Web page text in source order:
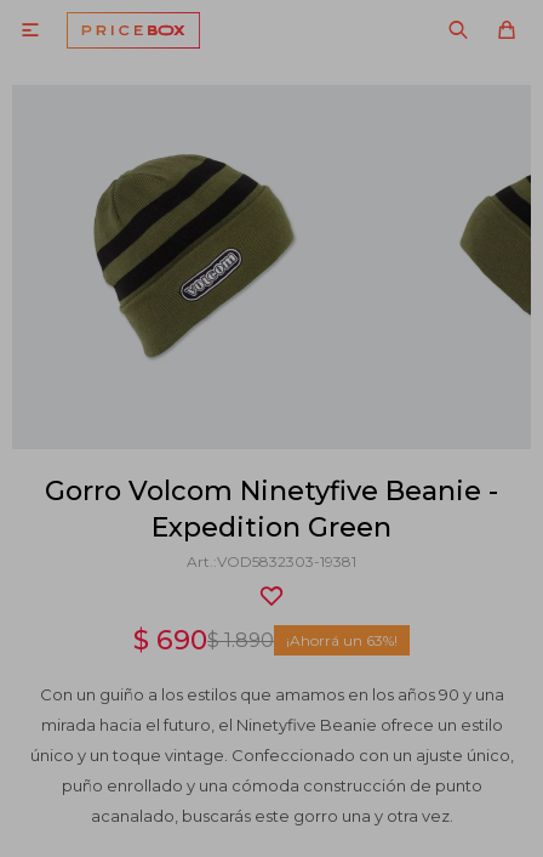

Gorro Volcom Ninetyfive Beanie -
Expedition Green
VOD5832303-19381
$ 690$ 1.890 63
Con un guiño a los estilos que amamos en los años 90 y una
mirada hacia el futuro, el Ninetyfive Beanie ofrece un estilo
único y un toque vintage. Confeccionado con un ajuste único,
puño enrollado y una cómoda construcción de punto
acanalado, buscarás este gorro una y otra vez.